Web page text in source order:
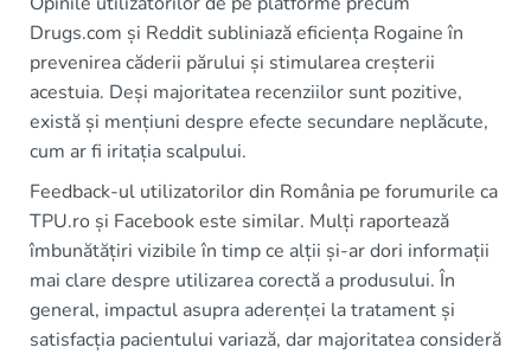
Drugs.com și Reddit subliniază eficiența Rogaine în
prevenirea căderii părului și stimularea creșterii
acestuia. Deși majoritatea recenziilor sunt pozitive,
există și mențiuni despre efecte secundare neplăcute,
cum ar fi iritația scalpului.
Feedback-ul utilizatorilor din România pe forumurile ca
TPU.ro și Facebook este similar. Mulți raportează
îmbunătățiri vizibile în timp ce alții și-ar dori informații
mai clare despre utilizarea corectă a produsului. În
general, impactul asupra aderenței la tratament și
satisfacția pacientului variază, dar majoritatea consideră